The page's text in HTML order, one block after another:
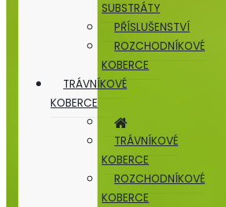
SUBSTRÁTY
PŘÍSLUŠENSTVÍ
ROZCHODNÍKOVÉ
KOBERCE
TRÁVNÍKOVÉ
KOBERCE
TRÁVNÍKOVÉ
KOBERCE
ROZCHODNÍKOVÉ
KOBERCE